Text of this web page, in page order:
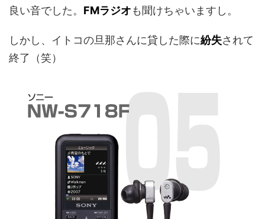
良い音でした。 FMラジオも聞けちゃいますし。
しかし、イトコの旦那さんに貸した際に紛失されて
終了（笑）